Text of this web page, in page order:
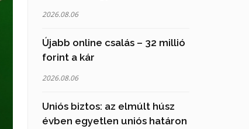
2026.08.06
Újabb online csalás – 32 millió
forint a kár
2026.08.06
Uniós biztos: az elmúlt húsz
évben egyetlen uniós határon